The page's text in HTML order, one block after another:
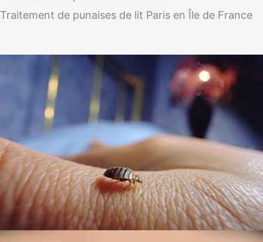
Traitement de punaises de lit Paris en Île de France